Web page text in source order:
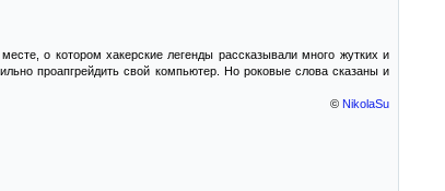
о котором хакерские легенды рассказывали много жутких и
проапгрейдить свой компьютер. Но роковые слова сказаны и
© NikolaSu